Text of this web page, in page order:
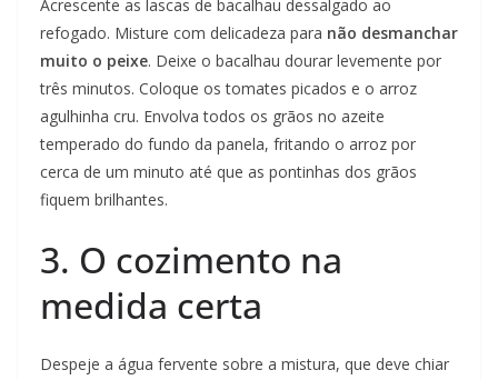
Acrescente as lascas de bacalhau dessalgado ao
refogado. Misture com delicadeza para não desmanchar
muito o peixe. Deixe o bacalhau dourar levemente por
três minutos. Coloque os tomates picados e o arroz
agulhinha cru. Envolva todos os grãos no azeite
temperado do fundo da panela, fritando o arroz por
cerca de um minuto até que as pontinhas dos grãos
fiquem brilhantes.
3. O cozimento na
medida certa
Despeje a água fervente sobre a mistura, que deve chiar